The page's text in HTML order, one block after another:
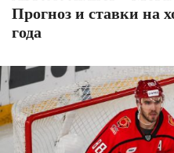
Прогноз и ставки на
года